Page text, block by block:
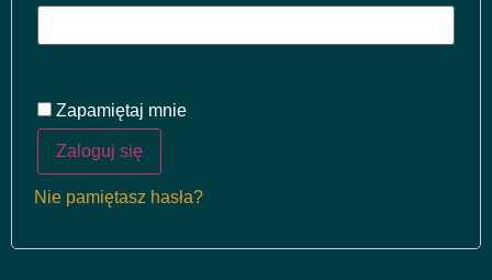
Zapamiętaj mnie
Zaloguj się
Nie pamiętasz hasła?